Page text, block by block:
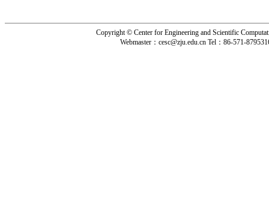
Copyright © Center for Engineering and Scientific
Webmaster： cesc@zju.edu.cnTel： 86-571-